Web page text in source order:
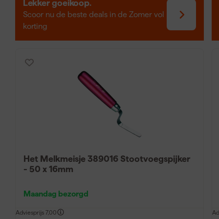
Het Melkmeisje 389016 Stootvoegspijker
- 50 x 16mm
Maandag bezorgd
Adviesprijs 7,00
Lekker goeikoop.
Scoor nu de beste deals in de Zomer vol
korting